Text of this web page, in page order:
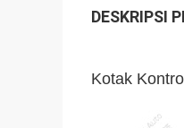
DESKRIPSI
Kotak